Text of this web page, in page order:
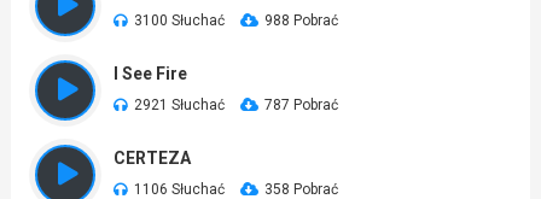
3100 Słuchać 988 Pobrać
I See Fire
2921 Słuchać 787 Pobrać
CERTEZA
1106 Słuchać 358 Pobrać